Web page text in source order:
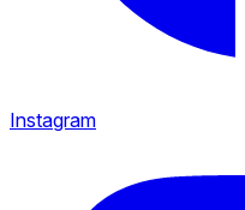
Instagram